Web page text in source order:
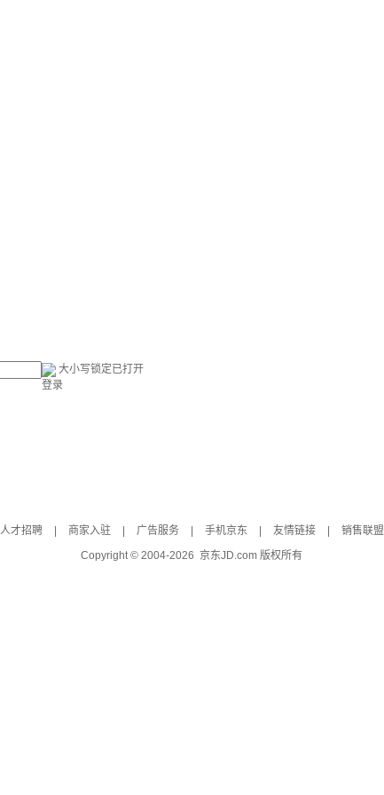
大小写锁定已打开
登录
人才招聘 商家入驻 广告服务 手机京东 友情链接 销售联盟
Copyright © 2004-2026 京东JD.com 版权所有